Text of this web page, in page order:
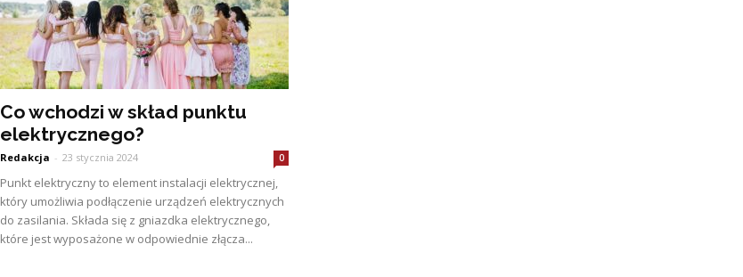
Co wchodzi w skład punktu
elektrycznego?
Redakcja - 23 stycznia 2024 0
Punkt elektryczny to element instalacji elektrycznej,
który umożliwia podłączenie urządzeń elektrycznych
do zasilania. Składa się z gniazdka elektrycznego,
które jest wyposażone w odpowiednie złącza...